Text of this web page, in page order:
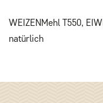
WEIZENMehl T550,
natürlich